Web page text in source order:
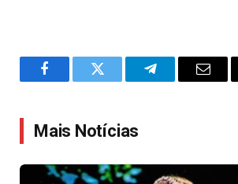
FacebookTwitter TelegramEmail
Mais Notícias